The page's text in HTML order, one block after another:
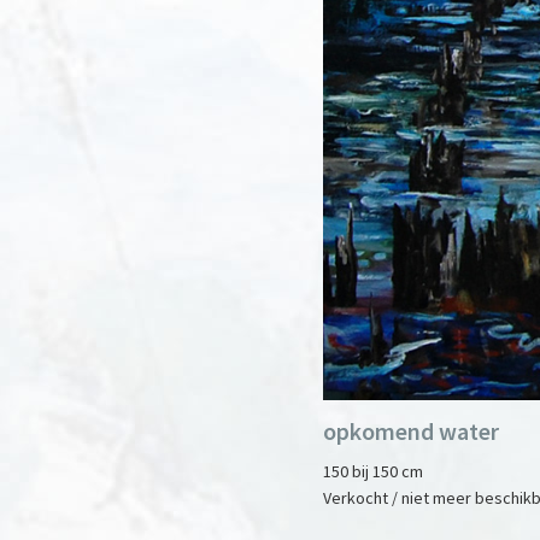
opkomend water
150 bij 150 cm
Verkocht / niet meer